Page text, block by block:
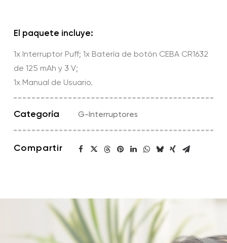
El paquete incluye:
1x Interruptor Puff; 1x Batería de botón CEBA CR1632
de 125 mAh y 3 V;
1x Manual de Usuario.
Categoría G-Interruptores
Compartir